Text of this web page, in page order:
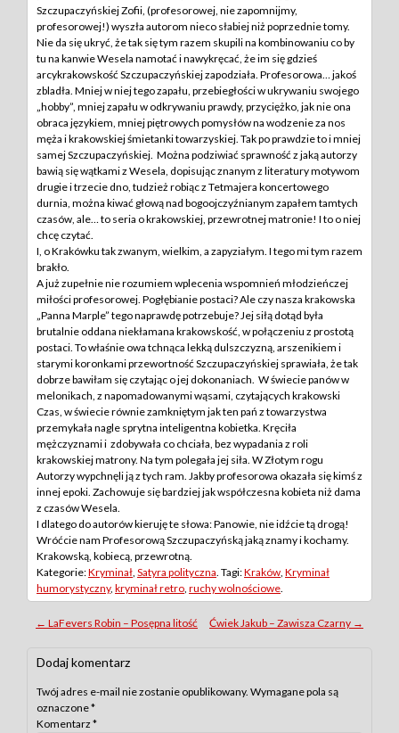
Szczupaczyńskiej Zofii, (profesorowej, nie zapomnijmy,
profesorowej!) wyszła autorom nieco słabiej niż poprzednie tomy.
Nie da się ukryć, że tak się tym razem skupili na kombinowaniu co by
tu na kanwie Wesela namotać i nawykręcać, że im się gdzieś
arcykrakowskość Szczupaczyńskiej zapodziała. Profesorowa… jakoś
zbladła. Mniej w niej tego zapału, przebiegłości w ukrywaniu swojego
„hobby”, mniej zapału w odkrywaniu prawdy, przyciężko, jak nie ona
obraca językiem, mniej piętrowych pomysłów na wodzenie za nos
męża i krakowskiej śmietanki towarzyskiej. Tak po prawdzie to i mniej
samej Szczupaczyńskiej. Można podziwiać sprawność z jaką autorzy
bawią się wątkami z Wesela, dopisując znanym z literatury motywom
drugie i trzecie dno, tudzież robiąc z Tetmajera koncertowego
durnia, można kiwać głową nad bogoojczyźnianym zapałem tamtych
czasów, ale… to seria o krakowskiej, przewrotnej matronie! I to o niej
chcę czytać.
I, o Krakówku tak zwanym, wielkim, a zapyziałym. I tego mi tym razem
brakło.
A już zupełnie nie rozumiem wplecenia wspomnień młodzieńczej
miłości profesorowej. Pogłębianie postaci? Ale czy nasza krakowska
„Panna Marple” tego naprawdę potrzebuje? Jej siłą dotąd była
brutalnie oddana niekłamana krakowskość, w połączeniu z prostotą
postaci. To właśnie owa tchnąca lekką dulszczyzną, arszenikiem i
starymi koronkami przewortność Szczupaczyńskiej sprawiała, że tak
dobrze bawiłam się czytając o jej dokonaniach. W świecie panów w
melonikach, z napomadowanymi wąsami, czytających krakowski
Czas, w świecie równie zamkniętym jak ten pań z towarzystwa
przemykała nagle sprytna inteligentna kobietka. Kręciła
mężczyznami i zdobywała co chciała, bez wypadania z roli
krakowskiej matrony. Na tym polegała jej siła. W Złotym rogu
Autorzy wypchnęli ją z tych ram. Jakby profesorowa okazała się kimś z
innej epoki. Zachowuje się bardziej jak współczesna kobieta niż dama
z czasów Wesela.
I dlatego do autorów kieruję te słowa: Panowie, nie idźcie tą drogą!
Wróćcie nam Profesorową Szczupaczyńską jaką znamy i kochamy.
Krakowską, kobiecą, przewrotną.
Kategorie:Kryminał Satyra polityczna . Tagi:Kraków Kryminał
humorystyczny, kryminał retro ruchy wolnościowe
Post
← LaFevers Robin – Posępna litość Ćwiek Jakub – Zawisza Czarny →
Dodaj komentarz
Twój adres e-mail nie zostanie opublikowany. Wymagane pola są
oznaczone*
Komentarz *